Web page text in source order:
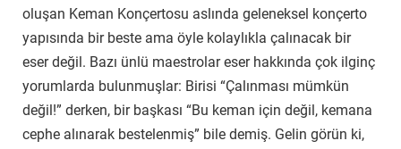
oluşan Keman Konçertosu aslında geleneksel konçerto
yapısında bir beste ama öyle kolaylıkla çalınacak bir
eser değil. Bazı ünlü maestrolar eser hakkında çok ilginç
yorumlarda bulunmuşlar: Birisi “Çalınması mümkün
değil!” derken, bir başkası “Bu keman için değil, kemana
cephe alınarak bestelenmiş” bile demiş. Gelin görün ki,